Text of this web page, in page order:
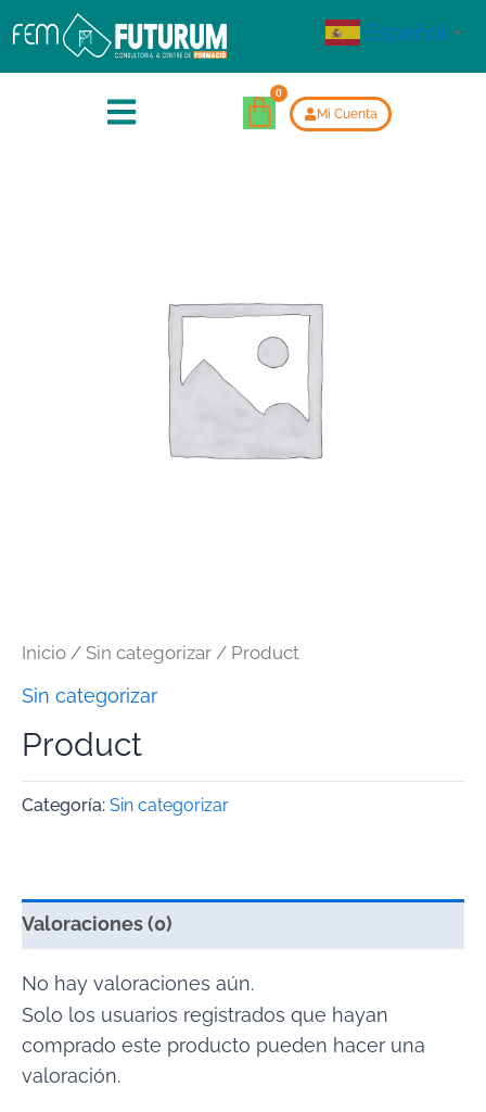
Mi Cuenta
Inicio / Sin categorizar / Product
Sin categorizar
Product
Categoría: Sin categorizar
Valoraciones (0)
No hay valoraciones aún.
Solo los usuarios registrados que hayan
comprado este producto pueden hacer una
valoración.
Español ▼